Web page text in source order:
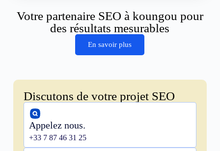
Votre partenaire SEO à koungou pour
des résultats mesurables
En savoir plus
Discutons de votre projet SEO
Appelez nous.
+33 7 87 46 31 25